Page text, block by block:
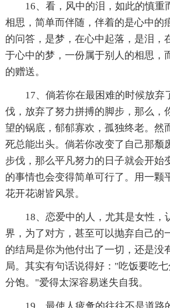
16、看，风中的泪，如此的慎重
相思，简单而伴随，伴着的是心中的
的问答，是梦，在心中起落，是泪，
于心中的梦，一份属于别人的相思，
的赠送。
17、倘若你在最困难的时候放弃
伐，放弃了努力拼搏的脚步，那么，
望的锅底，郁郁寡欢，孤独终老。然
死总能出头。倘若你改变了自己那颓
步伐，那么平凡努力的日子就会开始
的事情也会变得简单可行了。用一颗
花开花谢皆风景。
18、恋爱中的人，尤其是女性，
界，为了对方，甚至可以抛弃自己的
的结局是你为他付出了一切，还是没
局。其实有句话说得好："吃饭要吃
分饱。"爱得太深容易迷失自我。